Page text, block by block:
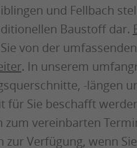
und Fellbach
Baustoff dar.
von der
. In unserem
-längen
Sie beschafft
vereinbarten
Verfügung, wenn